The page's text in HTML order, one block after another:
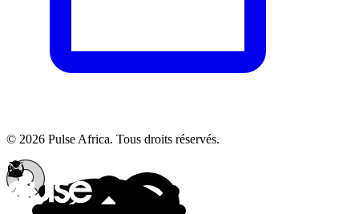
© 2026 Pulse Africa. Tous droits réservés.